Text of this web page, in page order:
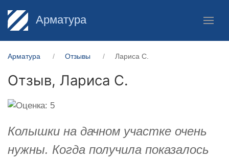
Арматура
Арматура Отзывы Лариса С.
Отзыв, Лариса С.
Колышки на дачном участке очень
нужны. Когда получила показалось